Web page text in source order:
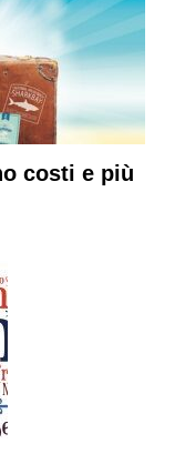
costi e più